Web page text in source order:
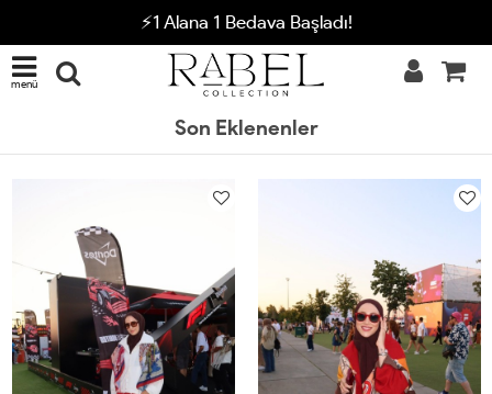
⚡1 Alana 1 Bedava Başladı!
menü
Son Eklenenler